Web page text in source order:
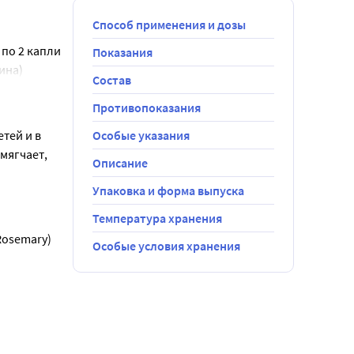
2 капли
масел
и в
Способ применения и дозы
Показания
Состав
Противопоказания
Особые указания
Описание
Упаковка и форма выпуска
Температура хранения
Особые условия хранения